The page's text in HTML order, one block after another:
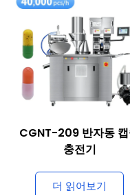
CGNT-209 반자동
충전기
더 읽어보기